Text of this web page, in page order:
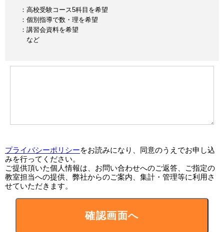
：高校受験コース5科目を希望
：個別指導で数・理を希望
：講習会資料を希望
など
プライバシーポリシーをお読みになり、同意のうえでお申し込
みを行ってください。
ご提供頂いた個人情報は、お問い合わせへのご返答、ご指定の
教室担当への提供、弊社からのご案内、集計・管理等に利用さ
せていただきます。